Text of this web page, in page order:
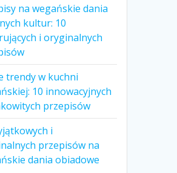
na wegańskie dania
kultur: 10
i oryginalnych
trendy w kuchni
10 innowacyjnych
przepisów
i
przepisów na
dania obiadowe